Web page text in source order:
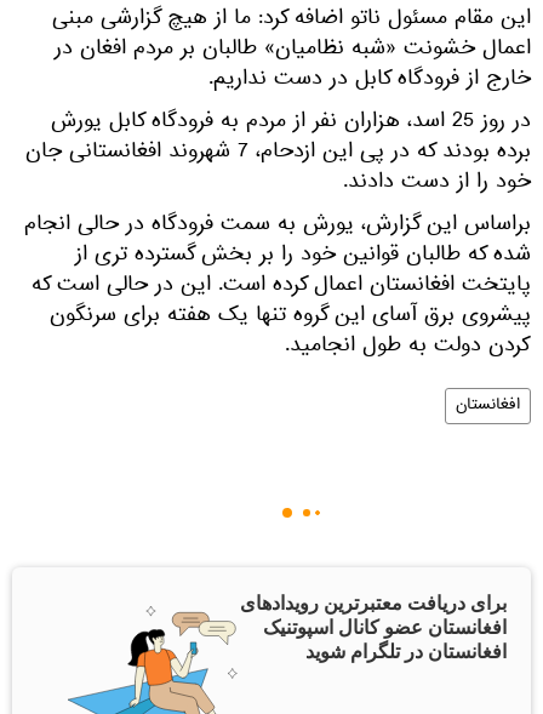
این مقام مسئول ناتو اضافه کرد: ما از هیچ گزارشی مبنی
اعمال خشونت «شبه نظامیان» طالبان بر مردم افغان در
خارج از فرودگاه کابل در دست نداریم.
در روز 25 اسد، هزاران نفر از مردم به فرودگاه کابل یورش
برده بودند که در پی این ازدحام، 7 شهروند افغانستانی جان
خود را از دست دادند.
براساس این گزارش، یورش به سمت فرودگاه در حالی انجام
شده که طالبان قوانین خود را بر بخش گسترده تری از
پایتخت افغانستان اعمال کرده است. این در حالی است که
پیشروی برق آسای این گروه تنها یک هفته برای سرنگون
کردن دولت به طول انجامید.
افغانستان
برای دریافت معتبرترین رویدادهای
افغانستان عضو کانال اسپوتنیک
افغانستان در تلگرام شوید